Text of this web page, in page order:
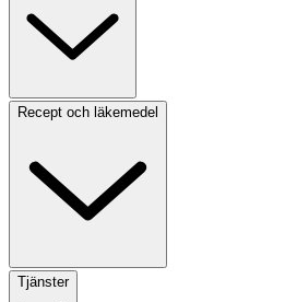
Recept och läkemedel
Tjänster